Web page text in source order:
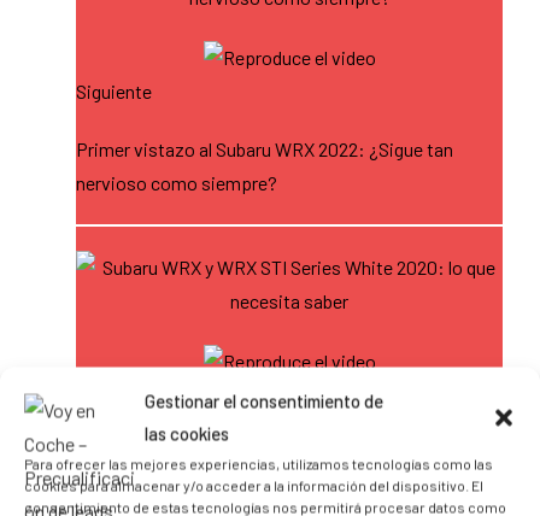
Gestionar el consentimiento de
las cookies
Para ofrecer las mejores experiencias, utilizamos tecnologías como las
cookies para almacenar y/o acceder a la información del dispositivo. El
consentimiento de estas tecnologías nos permitirá procesar datos como
Siguiente
Primer vistazo al Subaru WRX 2022: ¿Sigue tan
nervioso como siempre?
Siguiente
Subaru WRX y WRX STI Series White 2020: lo que
necesita saber